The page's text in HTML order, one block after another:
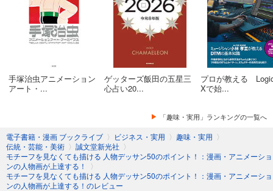
手塚治虫アニメーション
アート・...
ゲッターズ飯田の五星三
心占い20...
プロが教える
Xで始...
「趣味・実用」ランキングの一覧へ
電子書籍・漫画 ブックライブ 〉 ビジネス・実用 〉 趣味・実用 〉
伝統・芸能・美術 〉 誠文堂新光社 〉
モチーフを見なくても描ける 人物デッサン50のポイント！：漫画・アニメーショ
ンの人物画が上達する！
〉
モチーフを見なくても描ける 人物デッサン50のポイント！：漫画・アニメーショ
ンの人物画が上達する！のレビュー